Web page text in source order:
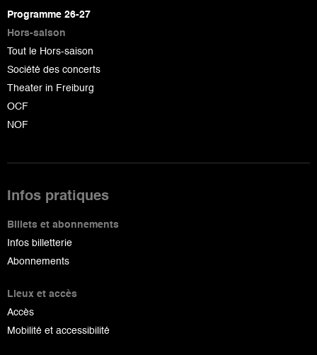
page
Programme 26-27
Hors-saison
Tout le Hors-saison
Société des concerts
Theater in Freiburg
OCF
NOF
Infos pratiques
Billets et abonnements
Infos billetterie
Abonnements
Lieux et accès
Accès
Mobilité et accessibilité